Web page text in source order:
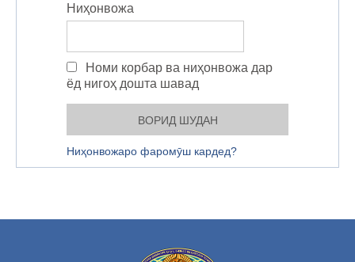
Ниҳонвожа
Номи корбар ва ниҳонвожа дар
ёд нигоҳ дошта шавад
Ниҳонвожаро фаромӯш кардед?